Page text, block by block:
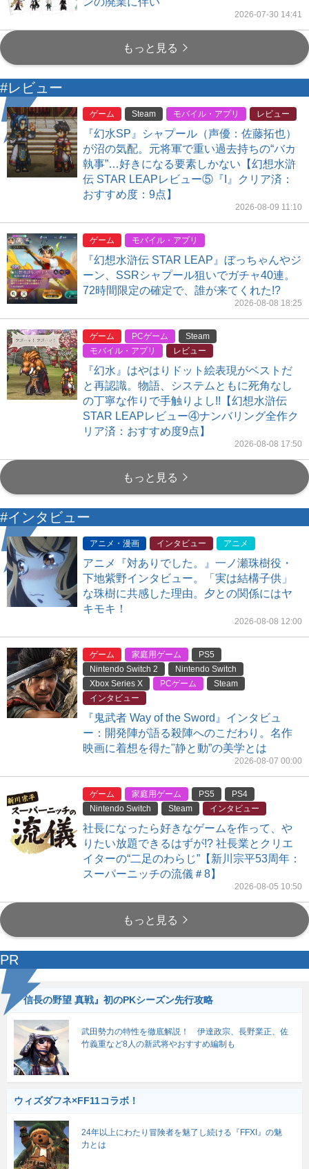
2026-07-30 14:41
もっと見る
#レビュー
ゲーム Steam モバイル・アプリ レビュー
『幻水SP』シャプール（声優：佐藤拓也）
が沼の気配。元将軍で重い過去持ちの“バカ
執事”…好きになる要素しかない【幻想水滸
伝 STAR LEAPレビュー⑤『I』クリア済：
おすすめ度：9点】
2026-08-09 11:10
ゲーム モバイル・アプリ
『幻想水滸伝 STAR LEAP』ぼっちゃんやジ
ーン、SSRシャプール狙いでガチャ40連。
72時間限定の確定で、誰が来てくれた!?
2026-08-08 18:25
ゲーム PCゲーム
Steam
モバイル・アプリ
レビュー
『幻水』はやはりドット絵表現がベストだ
と再認識。物語、システムともに死角なし
の丁寧な作りで手触りよし!!【幻想水滸伝
STAR LEAPレビュー④ナンバリング全作ク
リア済：おすすめ度9点】
2026-08-08 17:50
もっと見る
#インタビュー
アニメ・漫画 インタビュー アニメ
アニメ『対ありでした。』一ノ瀬珠樹役・
下地紫野インタビュー。「実は結構子供」
な珠樹に共感した理由。夕との関係にはヤ
キモキ！
2026-08-08 12:00
ゲーム 家庭用ゲーム
PS5
Nintendo Switch 2
Nintendo Switch
Xbox Series X
PCゲーム
Steam
インタビュー
『鬼武者 Way of the Sword』インタビュ
ー：開発陣が語る殺陣へのこだわり。名作
映画に着想を得た"静と動”の美学とは
2026-08-07 00:00
ゲーム 家庭用ゲーム PS5
PS4
Nintendo Switch
Steam インタビュー
社長になったら好きなゲームを作って、や
りたい放題できるはずが!? 社長業とクリエ
イターの“二足のわらじ”【新川宗平53周年：
スーパーニッチの流儀＃8】
2026-08-05 10:50
もっと見る
PR
『信長の野望 真戦』初のPKシーズン先行攻略
武田勢力の特性を徹底解説！ 伊達政宗、長野業正、佐
竹義重など8人の新武将やおすすめ編制も
ウィズダフネ×FF11コラボ！
24年以上にわたり冒険者を魅了し続ける『FFXI』の魅
力とは